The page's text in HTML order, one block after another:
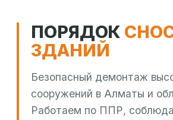
ПОРЯДОК
ЗДАНИЙ
Безопасный демонтаж
сооружений в Алматы и
Работаем по ППР,